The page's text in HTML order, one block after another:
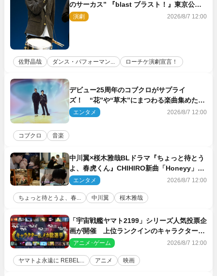
のサーカス” 『blast ブラスト！』東京公演
が開幕！
演劇 2026/8/7 12:00
佐野晶哉 ダンス・パフォーマン... ローチケ演劇宣言！
デビュー25周年のコブクロがサプライ
ズ！ “花”や“草木”にまつわる楽曲集めた新
コンセプトアルバムを“花の日”に配信リリー
ス
エンタメ 2026/8/7 12:00
コブクロ 音楽
中川翼×桜木雅哉BLドラマ『ちょっと待とう
よ、春虎くん』CHIHIRO新曲「Honeyy」が
ED主題歌に決定！
エンタメ 2026/8/7 12:00
ちょっと待とうよ、春... 中川翼 桜木雅哉
「宇宙戦艦ヤマト2199」シリーズ人気投票企
画が開催 上位ランクインのキャラクター＆
メカは新規描き下ろしイラストを制作
アニメ･ゲーム 2026/8/7 12:00
ヤマトよ永遠に REBEL... アニメ 映画